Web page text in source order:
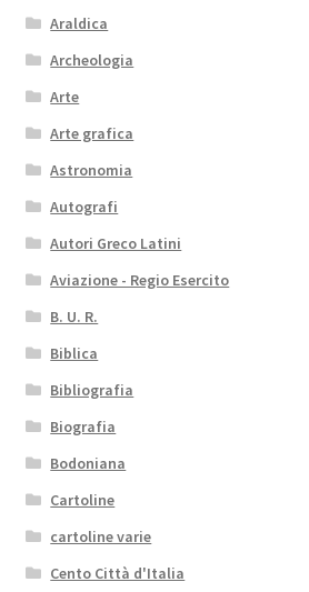
Araldica
Archeologia
Arte
Arte grafica
Astronomia
Autografi
Autori Greco Latini
Aviazione - Regio Esercito
B. U. R.
Biblica
Bibliografia
Biografia
Bodoniana
Cartoline
cartoline varie
Cento Città d'Italia